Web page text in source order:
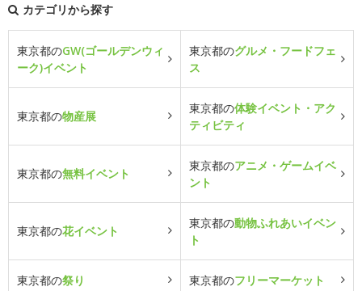
カテゴリから探す
東京都のGW(ゴールデンウィ
ーク)イベント
東京都のグルメ・フードフェ
ス
東京都の物産展
東京都の体験イベント・アク
ティビティ
東京都の無料イベント
東京都のアニメ・ゲームイベ
ント
東京都の花イベント
東京都の動物ふれあいイベン
ト
東京都の祭り 東京都のフリーマーケット